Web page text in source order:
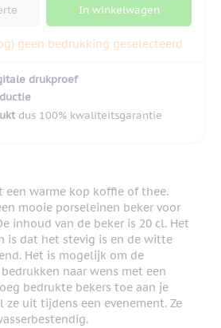
In winkelwagen
geen bedrukking geselecteerd
drukproef
dus 100% kwaliteitsgarantie
een warme kop koffie of thee.
mooie porseleinen beker voor
inhoud van de beker is 20 cl. Het
is dat het stevig is en de witte
Het is mogelijk om de
naar wens met een
bedrukte bekers toe aan je
uit tijdens een evenement. Ze